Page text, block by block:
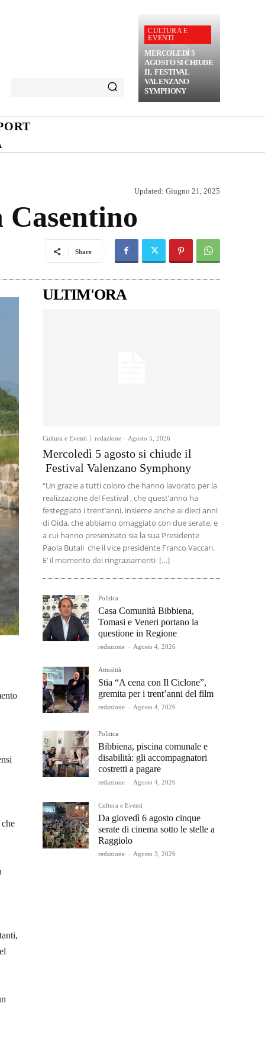
CULTURA E
EVENTI
MERCOLEDÌ 5
AGOSTO SI CHIUDE
IL FESTIVAL
VALENZANO
SYMPHONY
Updated: Giugno 21, 2025
Share
ULTIM'ORA
Cultura e Eventi redazione - Agosto 5, 2026
Mercoledì 5 agosto si chiude il
Festival Valenzano Symphony
“Un grazie a tutti coloro che hanno lavorato per la
realizzazione del Festival , che quest’anno ha
festeggiato i trent’anni, insieme anche ai dieci anni
di Oida, che abbiamo omaggiato con due serate, e
a cui hanno presenziato sia la sua Presidente
Paola Butali che il vice presidente Franco Vaccari.
E’ il momento dei ringraziamenti […]
Politica
Casa Comunità Bibbiena,
Tomasi e Veneri portano la
questione in Regione
redazione - Agosto 4, 2026
Attualità
Stia “A cena con Il Ciclone”,
gremita per i trent’anni del film
redazione - Agosto 4, 2026
Politica
Bibbiena, piscina comunale e
disabilità: gli accompagnatori
costretti a pagare
redazione - Agosto 4, 2026
Cultura e Eventi
Da giovedì 6 agosto cinque
serate di cinema sotto le stelle a
Raggiolo
redazione - Agosto 3, 2026